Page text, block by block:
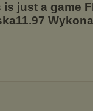
is just a game